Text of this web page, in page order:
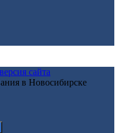
в Новосибирске